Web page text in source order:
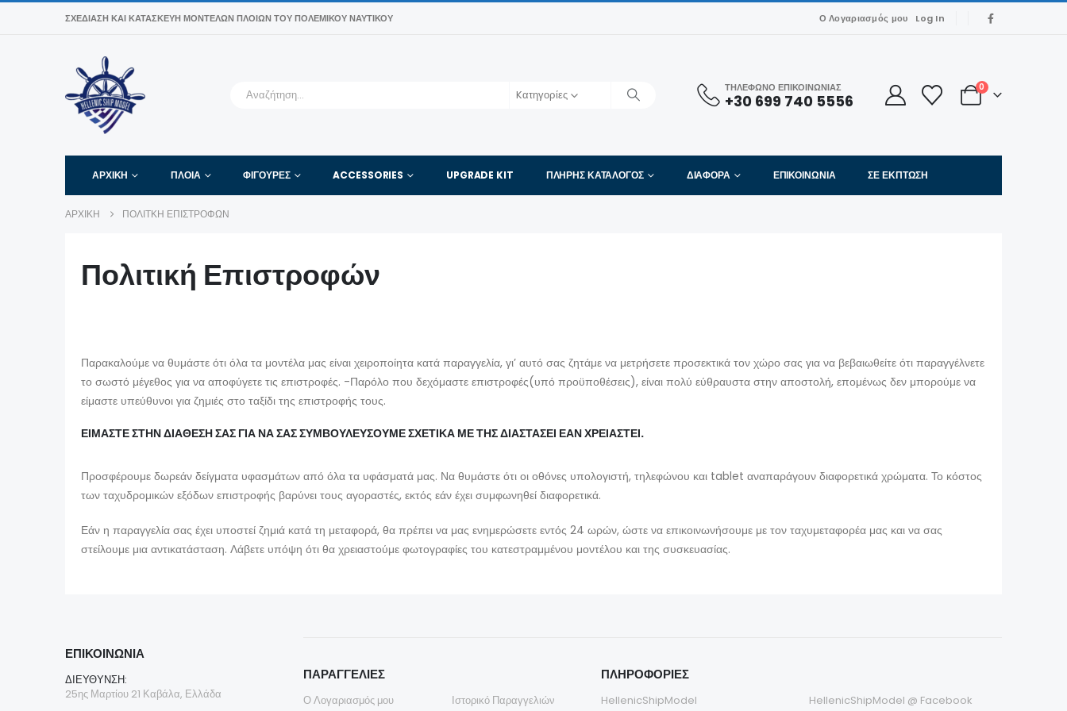
ΣΧΕΔΊΑΣΗ ΚΑΙ ΚΑΤΑΣΚΕΥΉ ΜΟΝΤΈΛΩΝ ΠΛΟΊΩΝ ΤΟΥ ΠΟΛΕΜΙΚΟΎ ΝΑΥΤΙΚΟΎ Ο Λογαριασμός μου Log In
Kατηγορίες ΤΗΛΕΦΩΝΟ ΕΠΙΚΟΙΝΩΝΙΑΣ
+30 699 740 5556
0
ΑΡΧΙΚΉ ΠΛΟΙΑ ΦΙΓΟΎΡΕΣ ACCESSORIES UPGRADE KIT ΠΛΉΡΗΣ ΚΑΤΆΛΟΓΟΣ ΔΙΑΦΟΡΑ ΕΠΙΚΟΙΝΩΝΊΑ ΣΕ ΈΚΠΤΩΣΗ
ΑΡΧΙΚΉ ΠΟΛΙΤΚΉ ΕΠΙΣΤΡΟΦΏΝ
Πολιτική Επιστροφών
Παρακαλούμε να θυμάστε ότι όλα τα μοντέλα μας είναι χειροποίητα κατά παραγγελία, γι’ αυτό σας ζητάμε να μετρήσετε προσεκτικά τον χώρο σας για να βεβαιωθείτε ότι παραγγέλνετε
το σωστό μέγεθος για να αποφύγετε τις επιστροφές. -Παρόλο που δεχόμαστε επιστροφές(υπό προϋποθέσεις), είναι πολύ εύθραυστα στην αποστολή, επομένως δεν μπορούμε να
είμαστε υπεύθυνοι για ζημιές στο ταξίδι της επιστροφής τους.
ΕΙΜΑΣΤΕ ΣΤΗΝ ΔΙΑΘΕΣΗ ΣΑΣ ΓΙΑ ΝΑ ΣΑΣ ΣΥΜΒΟΥΛΕΥΣΟΥΜΕ ΣΧΕΤΙΚΑ ΜΕ ΤΗΣ ΔΙΑΣΤΑΣΕΙ ΕΑΝ ΧΡΕΙΑΣΤΕΙ.
Προσφέρουμε δωρεάν δείγματα υφασμάτων από όλα τα υφάσματά μας. Να θυμάστε ότι οι οθόνες υπολογιστή, τηλεφώνου και tablet αναπαράγουν διαφορετικά χρώματα. Το κόστος
των ταχυδρομικών εξόδων επιστροφής βαρύνει τους αγοραστές, εκτός εάν έχει συμφωνηθεί διαφορετικά.
Εάν η παραγγελία σας έχει υποστεί ζημιά κατά τη μεταφορά, θα πρέπει να μας ενημερώσετε εντός 24 ωρών, ώστε να επικοινωνήσουμε με τον ταχυμεταφορέα μας και να σας
στείλουμε μια αντικατάσταση. Λάβετε υπόψη ότι θα χρειαστούμε φωτογραφίες του κατεστραμμένου μοντέλου και της συσκευασίας.
ΕΠΙΚΟΙΝΩΝΊΑ
ΔΙΕΎΘΥΝΣΗ:
25ης Μαρτίου 21 Καβάλα, Ελλάδα
ΠΑΡΑΓΓΕΛΙΕΣ
Ο Λογαριασμός μου Ιστορικό Παραγγελιών
ΠΛΗΡΟΦΟΡΙΕΣ
HellenicShipModel HellenicShipModel @ Facebook